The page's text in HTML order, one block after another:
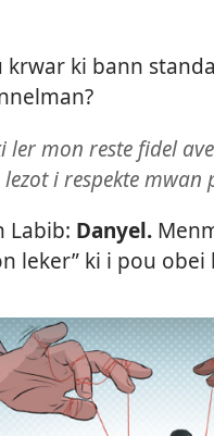
ki bann
ler mon reste fidel
i respekte mwan
Labib: Danyel.
leker” ki i pou